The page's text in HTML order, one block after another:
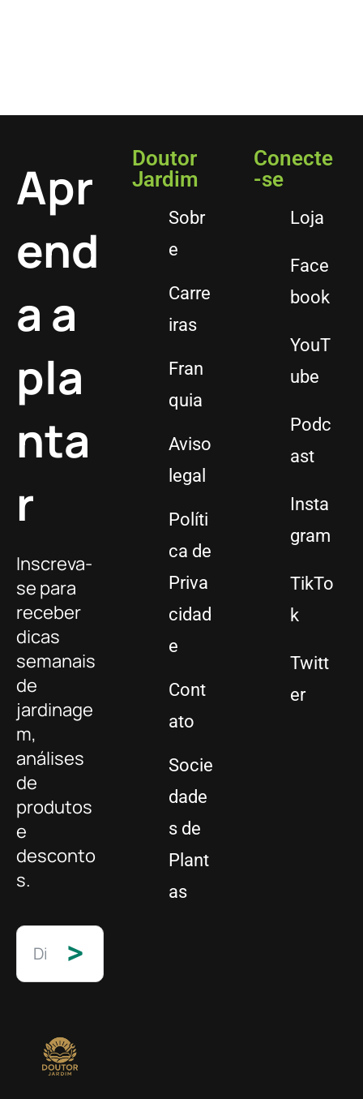
Apr
end
a a
pla
nta
r
Inscreva-
se para
receber
dicas
semanais
de
jardinage
m,
análises
de
produtos
e
desconto
s.
>
Doutor
Jardim
Sobr
e
Carre
iras
Fran
quia
Aviso
legal
Políti
ca de
Priva
cidad
e
Cont
ato
Socie
dade
s de
Plant
as
Conecte
-se
Loja
Face
book
YouT
ube
Podc
ast
Insta
gram
TikTo
k
Twitt
er